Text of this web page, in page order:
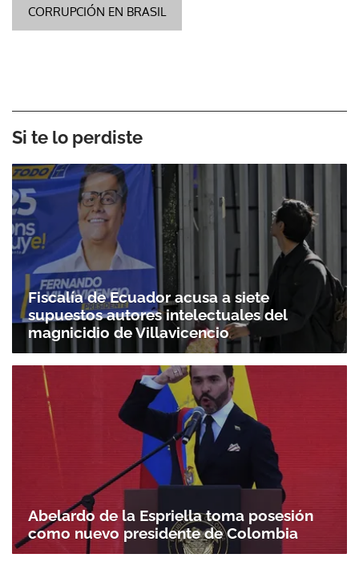
CORRUPCIÓN EN BRASIL
Si te lo perdiste
Fiscalía de Ecuador acusa a siete
supuestos autores intelectuales del
magnicidio de Villavicencio
Abelardo de la Espriella toma posesión
como nuevo presidente de Colombia